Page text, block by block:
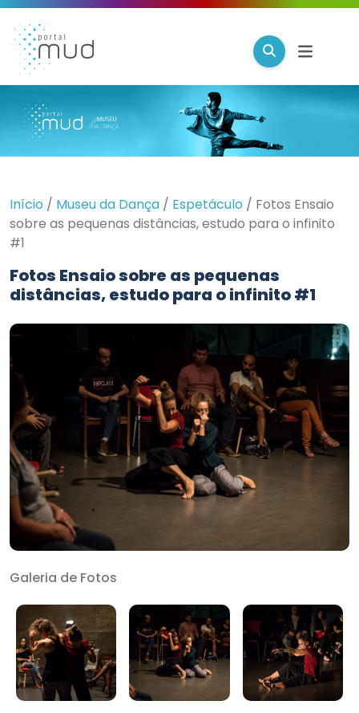
Início / Museu da Dança / Espetáculo / Fotos Ensaio
sobre as pequenas distâncias, estudo para o infinito
#1
Fotos Ensaio sobre as pequenas
distâncias, estudo para o infinito #1
Galeria de Fotos